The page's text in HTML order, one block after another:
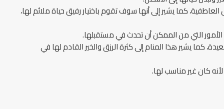
كما يشير إلى أنها سوف تقوم باختيار رفيق حياة ملائم لها،
التي من الممكن أن تحدث في مستقبلها.
كما يشير هذا المنام إلى كثرة الرزق والخير القادم لها في
كان غير مناسب لها.